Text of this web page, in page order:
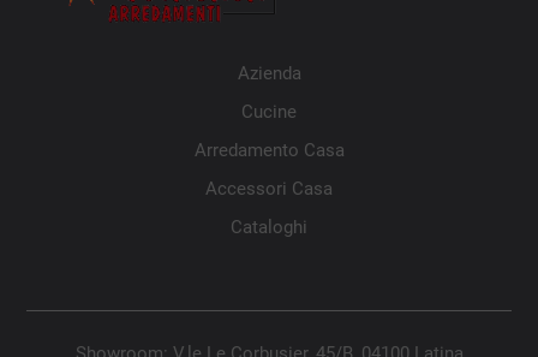
Azienda
Cucine
Arredamento Casa
Accessori Casa
Cataloghi